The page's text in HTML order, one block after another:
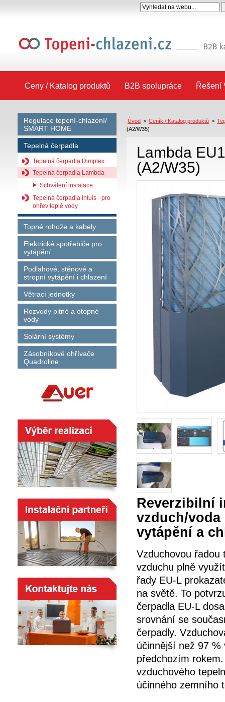
Ceny / Katalog produktů B2B spolupráce Řešení
Regulace topení-chlazení/
SMART HOME
Tepelná čerpadla
Tepelná čerpadla Dimplex
Tepelná čerpadla Lambda
Schválení instalace
Tepelná čerpadla Intuis - pro
ohřev teplé vody
Topné rohože a kabely
Elektrické spotřebiče pro
vytápění
Podlahové, stěnové a
stropní vytápění i chlazení
Větrací jednotky
Rozvody pitné a otopné
vody
Solární systémy
Zásobníkové ohřívače
Quadroline
Úvod > Ceník / Katalog produktů >
(A2/W35)
Lambda
(A2/W35)
Reverzibilní
vzduch/
vytápění a
Vzduchovou řadou
vzduchu plně
řady EU-L
na světě. To
čerpadla EU-L
srovnání se
čerpadly.
účinnější než 97
předchozím
vzduchového
účinného zemního